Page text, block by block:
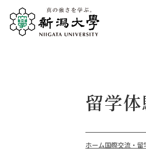
留学
ホーム国際交流・留